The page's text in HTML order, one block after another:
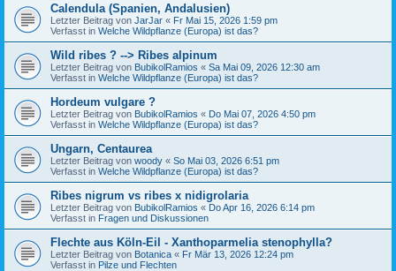
Calendula (Spanien, Andalusien)
Letzter Beitrag von JarJar « Fr Mai 15, 2026 1:59 pm
Verfasst in Welche Wildpflanze (Europa) ist das?
Wild ribes ? --> Ribes alpinum
Letzter Beitrag von BubikolRamios « Sa Mai 09, 2026 12:30 am
Verfasst in Welche Wildpflanze (Europa) ist das?
Hordeum vulgare ?
Letzter Beitrag von BubikolRamios « Do Mai 07, 2026 4:50 pm
Verfasst in Welche Wildpflanze (Europa) ist das?
Ungarn, Centaurea
Letzter Beitrag von woody « So Mai 03, 2026 6:51 pm
Verfasst in Welche Wildpflanze (Europa) ist das?
Ribes nigrum vs ribes x nidigrolaria
Letzter Beitrag von BubikolRamios « Do Apr 16, 2026 6:14 pm
Verfasst in Fragen und Diskussionen
Flechte aus Köln-Eil - Xanthoparmelia stenophylla?
Letzter Beitrag von Botanica « Fr Mär 13, 2026 12:24 pm
Verfasst in Pilze und Flechten